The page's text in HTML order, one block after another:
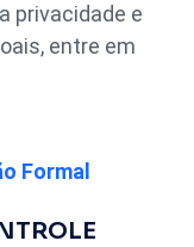
privacidade e
entre em
Formal